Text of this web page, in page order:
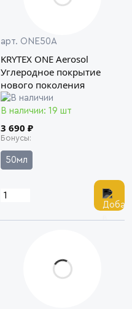
арт. ONE50A
KRYTEX ONE Aerosol
Углеродное покрытие
нового поколения
В наличии: 19 шт
3 690 ₽
Бонусы
50мл